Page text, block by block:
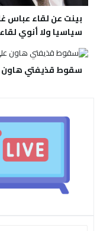
بينت عن لقاء عباس
سياسيا ولا أنوي
سقوط قذيفتي هاون